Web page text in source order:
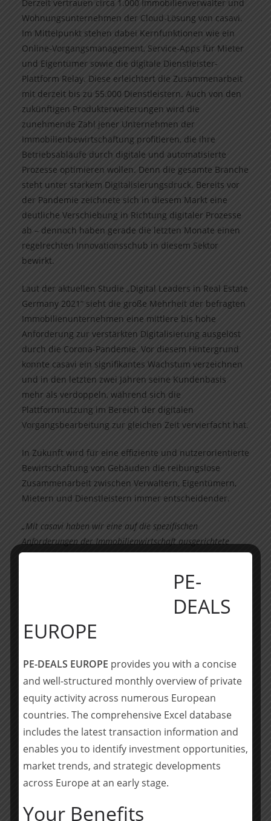
Derzeit vertrauen circa 1.000 Immobilienverwalter und
Wohnungsunternehmen der Cloud-Lösung von casavi.
Im Mittelpunkt stehen dabei Kernfunktionen wie ein
Online-Vorgangsmanagement, Service-Apps für Mieter
und Eigentümer sowie die digitale Dienstleister-
Plattform Relay. Diese erleichtert die Zusammenarbeit
mit derzeit bis zu 55.000 Dienstleistern. Auch von den
zukünftigen Produkterweiterungen wird die
zunehmende Zahl jener Unternehmen der
Immobilienbewirtschaftung profitieren, die ihre
Betriebsabläufe durch digitale und automatisierte
Prozesse optimieren wollen. Denn die gesamte Branche
steht unter starkem Digitalisierungsdruck. Bereits vor
der Pandemie zeichnete sich in diesem Markt eine
deutliche Verschiebung in Richtung digitaler Prozesse
ab – dennoch haben gerade die letzten Monate einen
regelrechten Innovationsschub in diesem Sektor
bewirkt.
Laut der aktuellen Studie „Digital Leaders in Real Estate
Germany 2021“ sieht die große Mehrheit der befragten
Immobilienunternehmen eine mittlere bis hohe
Anforderung zur verstärkten Digitalisierung ausgelöst
durch die Corona-Pandemie. Vor diesem Hintergrund
konnte casavi ein signifikantes Wachstum verzeichnen
und in den letzten zwei Jahren seine Kundenbasis
mehr als verdoppeln, während sich die
Plattformnutzung im Bereich der digitalen
Vorgangsbearbeitung zur gleichen Zeit vervierfacht hat.
In Zukunft wird für eine effiziente und nutzerorientierte
Bewirtschaftung von Gebäuden die reibungslose
Zusammenarbeit zwischen Verwaltern, Eigentümern,
Mietern und Dienstleistern immer entscheidender.
„Mit casavi haben wir eine auf die spezifischen
Anforderungen der Immobilienwirtschaft ausgerichtete
Plattform etabliert und ermöglichen damit die digitale
und Weise. Das Investment von Digital+, dem
Wachstumsfonds Bayern und High-Tech Gründerfonds
unterstreicht unsere Ambition, unsere bereits
hervorragende Marktstellung noch weiter zu stärken.“ –
Das Team von derzeit 75 Mitarbeitern an den
Standorten München, Frankfurt und Berlin soll dazu im
nächsten Jahr um mehr als 50 weitere Stellen
ausgebaut werden. Ein starker Fokus liegt dabei auf der
Produktentwicklung im Bereich Prozessvereinfachung
und -automatisierung. Mit der Unterstützung hybrider
Eigentümerversammlungen (ETV) und einem Modul zur
Abbildung der EU-weit gültigen EED-Verordnung
welche die digitalen Möglichkeiten der casavi Kunden
PE-
DEALS
EUROPE
PE-DEALS EUROPE provides you with a concise
and well-structured monthly overview of private
equity activity across numerous European
countries. The comprehensive Excel database
includes the latest transaction information and
enables you to identify investment opportunities,
market trends, and strategic developments
across Europe at an early stage.
Your Benefits